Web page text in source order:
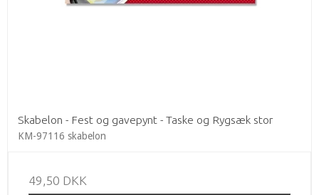
Skabelon - Fest og gavepynt - Taske og Rygsæk stor
KM-97116 skabelon
49,50 DKK